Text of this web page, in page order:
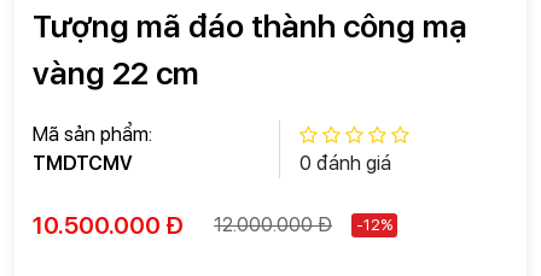
Tượng mã đáo thành công mạ
vàng 22 cm
Mã sản phẩm:
TMDTCMV
0 đánh giá
10.500.000 Đ 12.000.000 Đ -12%